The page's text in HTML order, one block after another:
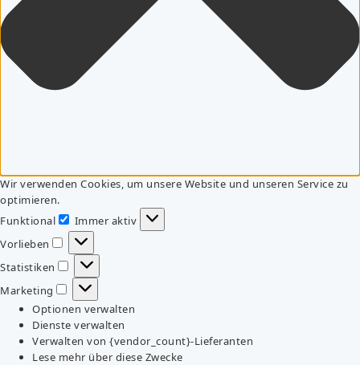
Wir verwenden Cookies, um unsere Website und unseren Service zu
optimieren.
Funktional
Funktional
Immer aktiv
Vorlieben
Vorlieben
Statistiken
Statistiken
Marketing
Marketing
Optionen verwalten
Dienste verwalten
Verwalten von {vendor_count}-Lieferanten
Lese mehr über diese Zwecke